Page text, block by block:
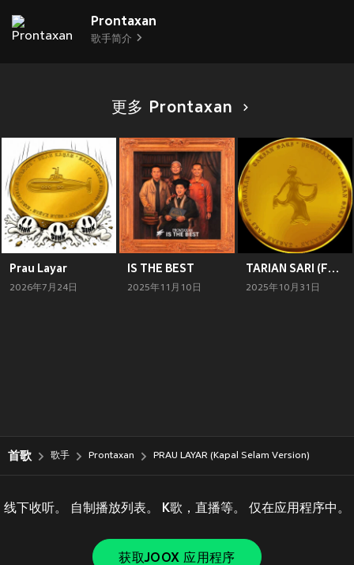
Prontaxan
歌手简介
更多 Prontaxan
Prau Layar
2026年7月24日
IS THE BEST
2025年11月10日
TARIAN SARI (Funky Remix)
2025年10月31日
首歌 歌手 Prontaxan PRAU LAYAR (Kapal Selam Version)
线下收听。 自制播放列表。 K歌，直播等。 仅在应用程序中。
获取JOOX 应用程序